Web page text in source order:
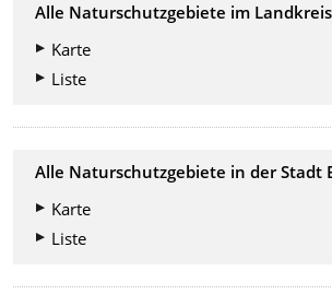
Alle Naturschutzgebiete im
Karte
Liste
Alle Naturschutzgebiete in der Stadt
Karte
Liste